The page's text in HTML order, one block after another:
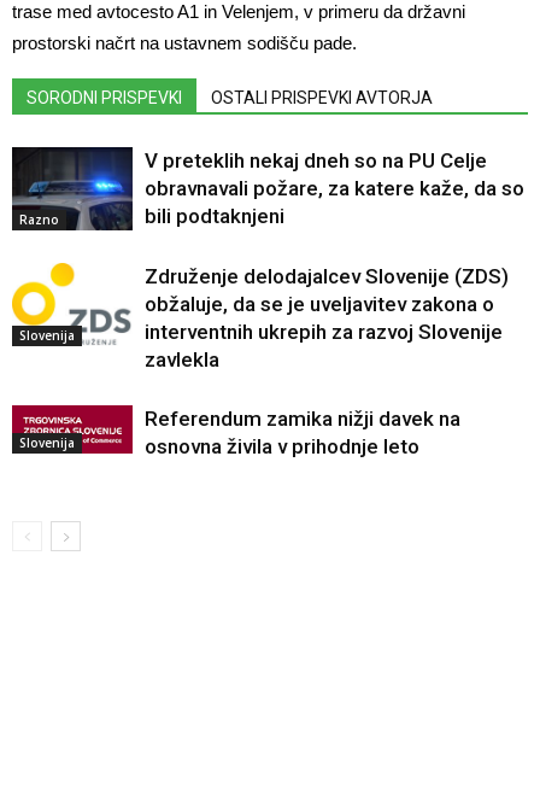
trase med avtocesto A1 in Velenjem, v primeru da državni
prostorski načrt na ustavnem sodišču pade.
SORODNI PRISPEVKI OSTALI PRISPEVKI AVTORJA
Razno
V preteklih nekaj dneh so na PU Celje
obravnavali požare, za katere kaže, da so
bili podtaknjeni
Slovenija
Združenje delodajalcev Slovenije (ZDS)
obžaluje, da se je uveljavitev zakona o
interventnih ukrepih za razvoj Slovenije
zavlekla
Slovenija
Referendum zamika nižji davek na
osnovna živila v prihodnje leto